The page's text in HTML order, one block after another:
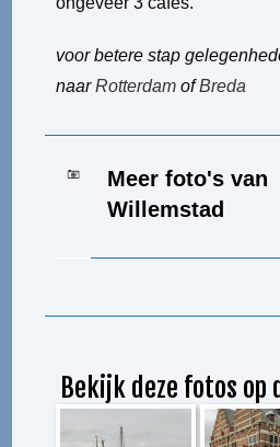
voor betere stap
naarRotterdam ofBreda
Meer foto's van
Willemstad